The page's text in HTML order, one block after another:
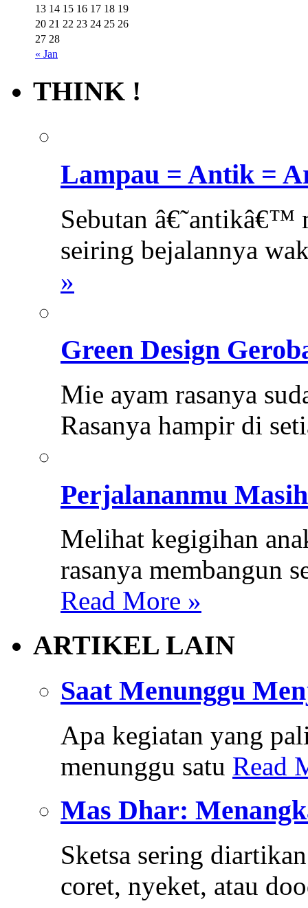
« Jan
13 14 15 16 17 18 19
20 21 22 23 24 25 26
27 28
THINK !
Lampau = Antik =
Sebutan â€˜antikâ€™
seiring bejalannya
»
Green Design
Mie ayam rasanya
Rasanya hampir di
Perjalananmu
Melihat kegigihan
rasanya membangun
Read More »
ARTIKEL LAIN
Saat Menunggu
Apa kegiatan yang
menunggu satu Read
Mas Dhar:
Sketsa sering
coret, nyeket, atau